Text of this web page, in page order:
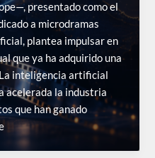
presentado como el
a microdramas
plantea impulsar en
que ya ha adquirido una
inteligencia artificial
acelerada la industria
que han ganado